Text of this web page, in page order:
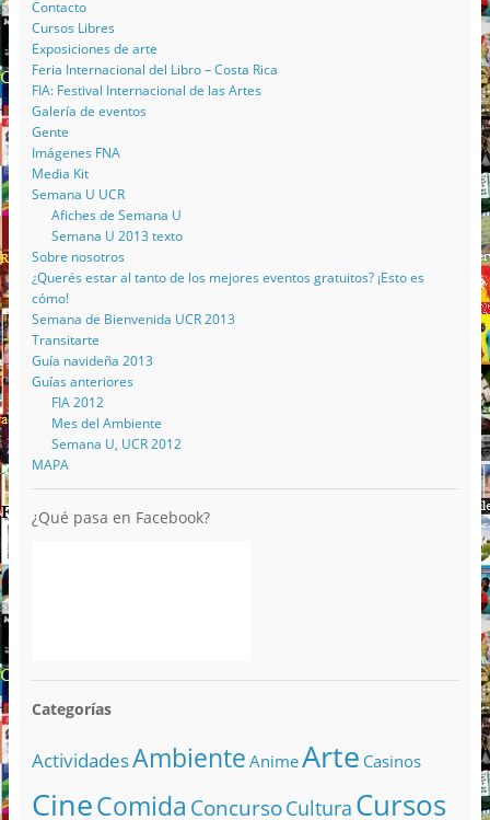
Contacto
Cursos Libres
Exposiciones de arte
Feria Internacional del Libro – Costa Rica
FIA: Festival Internacional de las Artes
Galería de eventos
Gente
Imágenes FNA
Media Kit
Semana U UCR
Afiches de Semana U
Semana U 2013 texto
Sobre nosotros
¿Querés estar al tanto de los mejores eventos gratuitos? ¡Esto es
cómo!
Semana de Bienvenida UCR 2013
Transitarte
Guía navideña 2013
Guías anteriores
FIA 2012
Mes del Ambiente
Semana U, UCR 2012
MAPA
¿Qué pasa en Facebook?
Categorías
ActividadesAmbiente AnimeArte Casinos
CineComida ConcursoCultura Cursos